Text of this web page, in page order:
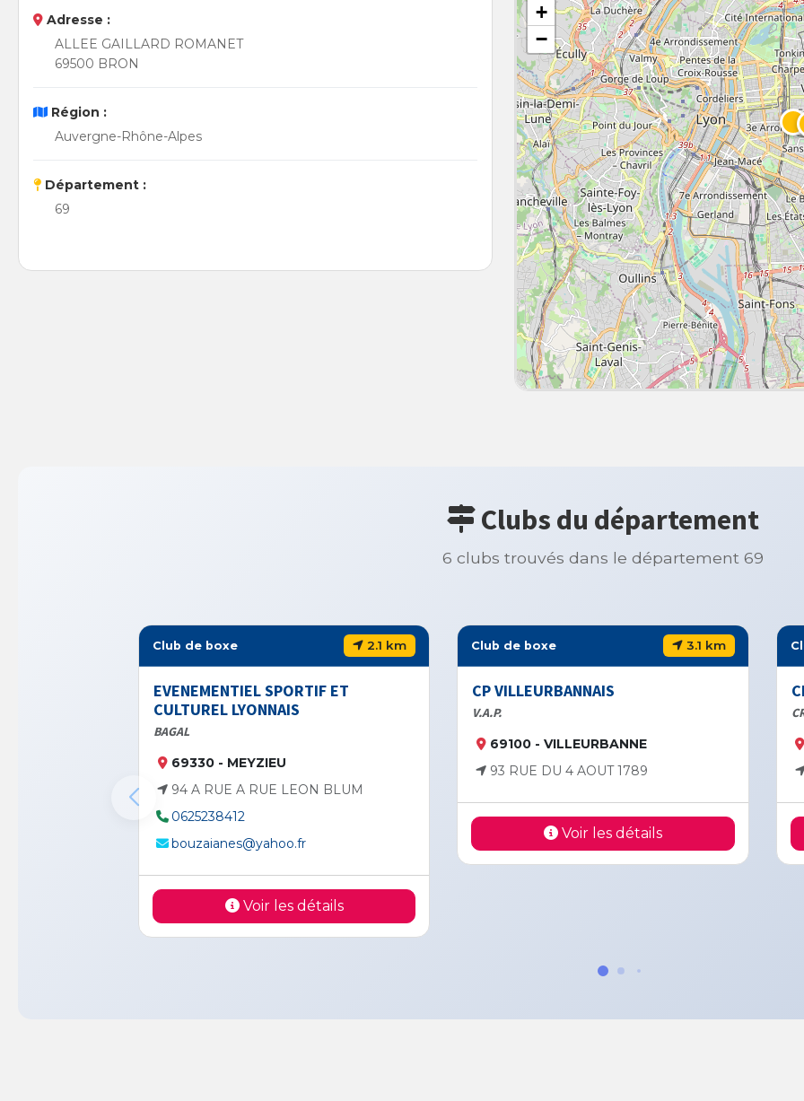
Adresse :
ALLEE GAILLARD ROMANET
69500 BRON
Région :
Auvergne-Rhône-Alpes
Département :
69
+
−
Clubs du département
6 clubs trouvés dans le département 69
Club de boxe 2.1 km
EVENEMENTIEL SPORTIF ET
CULTUREL LYONNAIS
BAGAL
69330 - MEYZIEU
94 A RUE A RUE LEON BLUM
0625238412
bouzaianes@yahoo.fr
Voir les détails
Club de boxe 3.1 km
CP VILLEURBANNAIS
V.A.P.
69100 - VILLEURBANNE
93 RUE DU 4 AOUT 1789
Voir les détails